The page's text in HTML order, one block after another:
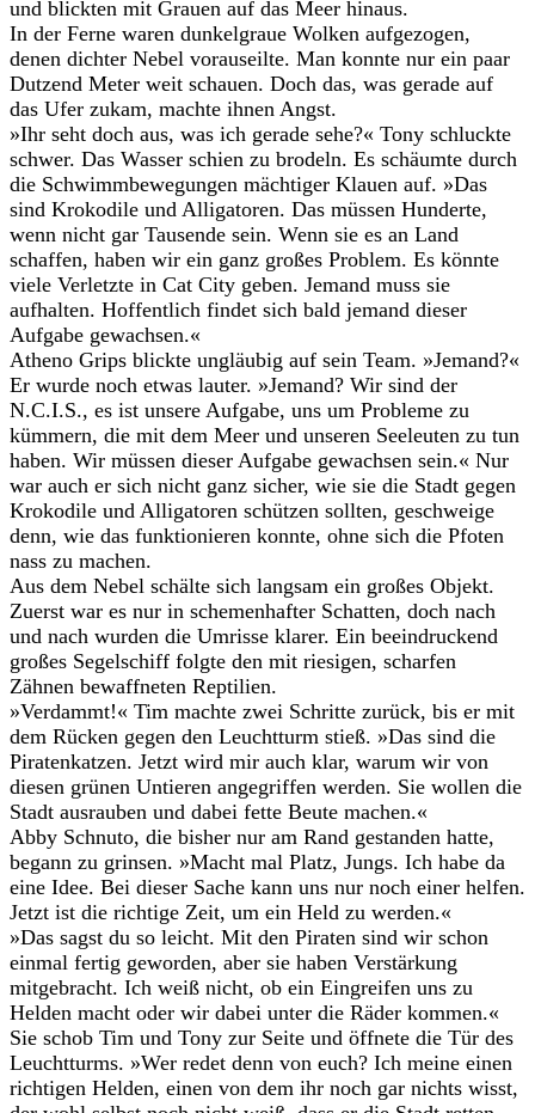
und blickten mit Grauen auf das Meer hinaus.
In der Ferne waren dunkelgraue Wolken aufgezogen,
denen dichter Nebel vorauseilte. Man konnte nur ein paar
Dutzend Meter weit schauen. Doch das, was gerade auf
das Ufer zukam, machte ihnen Angst.
»Ihr seht doch aus, was ich gerade sehe?« Tony schluckte
schwer. Das Wasser schien zu brodeln. Es schäumte durch
die Schwimmbewegungen mächtiger Klauen auf. »Das
sind Krokodile und Alligatoren. Das müssen Hunderte,
wenn nicht gar Tausende sein. Wenn sie es an Land
schaffen, haben wir ein ganz großes Problem. Es könnte
viele Verletzte in Cat City geben. Jemand muss sie
aufhalten. Hoffentlich findet sich bald jemand dieser
Aufgabe gewachsen.«
Atheno Grips blickte ungläubig auf sein Team. »Jemand?«
Er wurde noch etwas lauter. »Jemand? Wir sind der
N.C.I.S., es ist unsere Aufgabe, uns um Probleme zu
kümmern, die mit dem Meer und unseren Seeleuten zu tun
haben. Wir müssen dieser Aufgabe gewachsen sein.« Nur
war auch er sich nicht ganz sicher, wie sie die Stadt gegen
Krokodile und Alligatoren schützen sollten, geschweige
denn, wie das funktionieren konnte, ohne sich die Pfoten
nass zu machen.
Aus dem Nebel schälte sich langsam ein großes Objekt.
Zuerst war es nur in schemenhafter Schatten, doch nach
und nach wurden die Umrisse klarer. Ein beeindruckend
großes Segelschiff folgte den mit riesigen, scharfen
Zähnen bewaffneten Reptilien.
»Verdammt!« Tim machte zwei Schritte zurück, bis er mit
dem Rücken gegen den Leuchtturm stieß. »Das sind die
Piratenkatzen. Jetzt wird mir auch klar, warum wir von
diesen grünen Untieren angegriffen werden. Sie wollen die
Stadt ausrauben und dabei fette Beute machen.«
Abby Schnuto, die bisher nur am Rand gestanden hatte,
begann zu grinsen. »Macht mal Platz, Jungs. Ich habe da
eine Idee. Bei dieser Sache kann uns nur noch einer helfen.
Jetzt ist die richtige Zeit, um ein Held zu werden.«
»Das sagst du so leicht. Mit den Piraten sind wir schon
einmal fertig geworden, aber sie haben Verstärkung
mitgebracht. Ich weiß nicht, ob ein Eingreifen uns zu
Helden macht oder wir dabei unter die Räder kommen.«
Sie schob Tim und Tony zur Seite und öffnete die Tür des
Leuchtturms. »Wer redet denn von euch? Ich meine einen
richtigen Helden, einen von dem ihr noch gar nichts wisst,